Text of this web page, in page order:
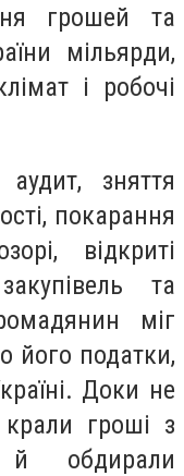
грошей та
мільярди,
і робочі
зняття
покарання
відкриті
та
міг
його податки,
Доки не
крали гроші з
й обдирали